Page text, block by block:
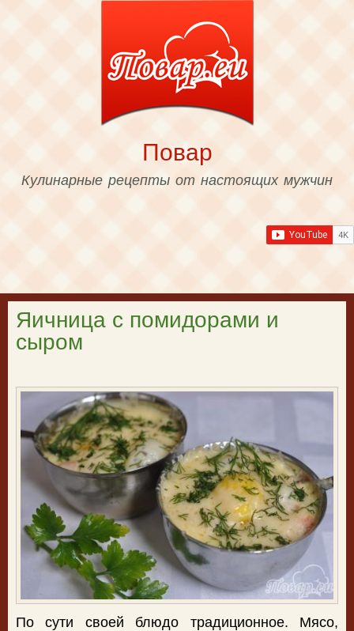
content
Повар
Кулинарные рецепты от настоящих мужчин
Яичница с помидорами и
сыром
По сути своей блюдо традиционное. Мясо,